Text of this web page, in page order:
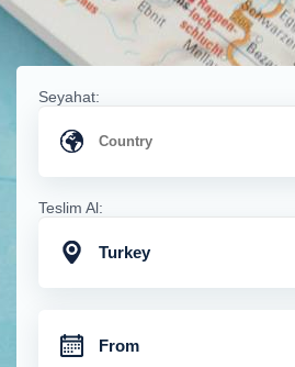
Seyahat:
Teslim Al:
Turkey